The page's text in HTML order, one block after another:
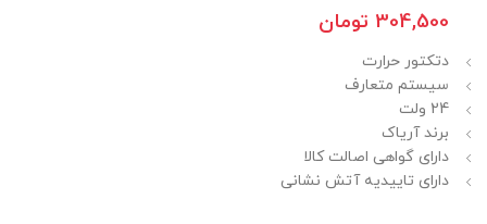
304,500 تومان
دتکتور حرارت
سیستم متعارف
24 ولت
برند آریاک
دارای گواهی اصالت کالا
دارای تاییدیه آتش نشانی